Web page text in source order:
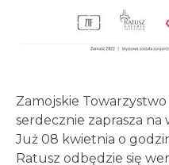
Zamojskie
serdecznie zaprasza
Już 08 kwietnia o
Ratusz odbędzie się